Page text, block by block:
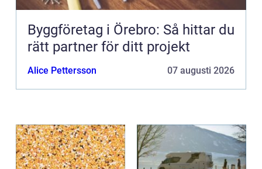
Byggföretag i Örebro: Så hittar du
rätt partner för ditt projekt
Alice Pettersson 07 augusti 2026